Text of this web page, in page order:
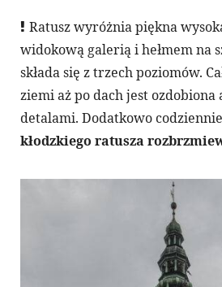
Ratusz wyróżnia piękna
widokową galerią i hełmem na
składa się z trzech poziomów.
ziemi aż po dach jest
detalami. Dodatkowo
kłodzkiego ratusza